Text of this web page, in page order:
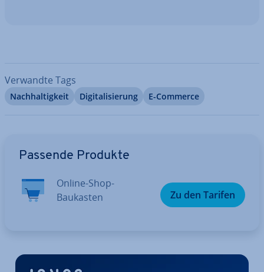
Verwandte Tags
Nach­hal­tig­keit Di­gi­ta­li­sie­rung E-Commerce
Passende Produkte
Online-Shop-
Baukasten
Zu den Tarifen